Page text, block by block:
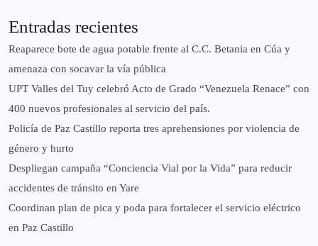
Entradas recientes
Reaparece bote de agua potable frente al C.C. Betania en Cúa y
amenaza con socavar la vía pública
UPT Valles del Tuy celebró Acto de Grado “Venezuela Renace” con
400 nuevos profesionales al servicio del país.
‎Policía de Paz Castillo reporta tres aprehensiones por violencia de
género y hurto
‎Despliegan campaña “Conciencia Vial por la Vida” para reducir
accidentes de tránsito en Yare
Coordinan plan de pica y poda para fortalecer el servicio eléctrico
en Paz Castillo